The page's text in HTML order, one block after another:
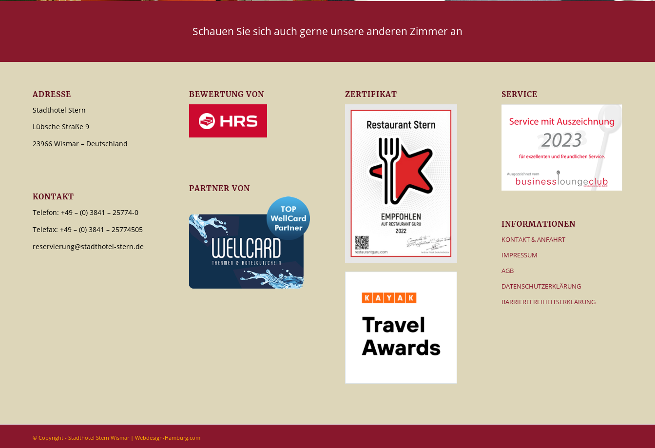
Schauen Sie sich auch gerne unsere anderen Zimmer an
ADRESSE
Stadthotel Stern
Lübsche Straße 9
23966 Wismar – Deutschland
KONTAKT
Telefon: +49 – (0) 3841 – 25774-0
Telefax: +49 – (0) 3841 – 25774505
reservierung@stadthotel-stern.de
BEWERTUNG VON
PARTNER VON
ZERTIFIKAT SERVICE
INFORMATIONEN
KONTAKT & ANFAHRT
IMPRESSUM
AGB
DATENSCHUTZERKLÄRUNG
BARRIEREFREIHEITSERKLÄRUNG
© Copyright - Stadthotel Stern Wismar | Webdesign-Hamburg.com